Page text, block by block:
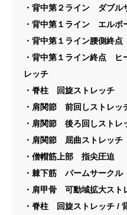
・背中第２ライン ダブル
・背中第１ライン エルボ
・背中第１ライン腰側終
・背中第１ライン終点
レッチ
・脊柱 回旋ストレッチ
・肩関節 前回しストレッ
・肩関節 後ろ回しストレ
・肩関節 屈曲ストレッチ
・僧帽筋上部 指尖圧迫
・棘下筋 パームサークル
・肩甲骨 可動域拡大スト
・脊柱 回旋ストレッチ /